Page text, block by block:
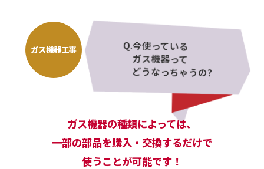
ガス機器工事
Q.今使っている
ガス機器って
どうなっちゃうの?
ガス機器の種類によっては、
一部の部品を購入・交換するだけで
使うことが可能です！